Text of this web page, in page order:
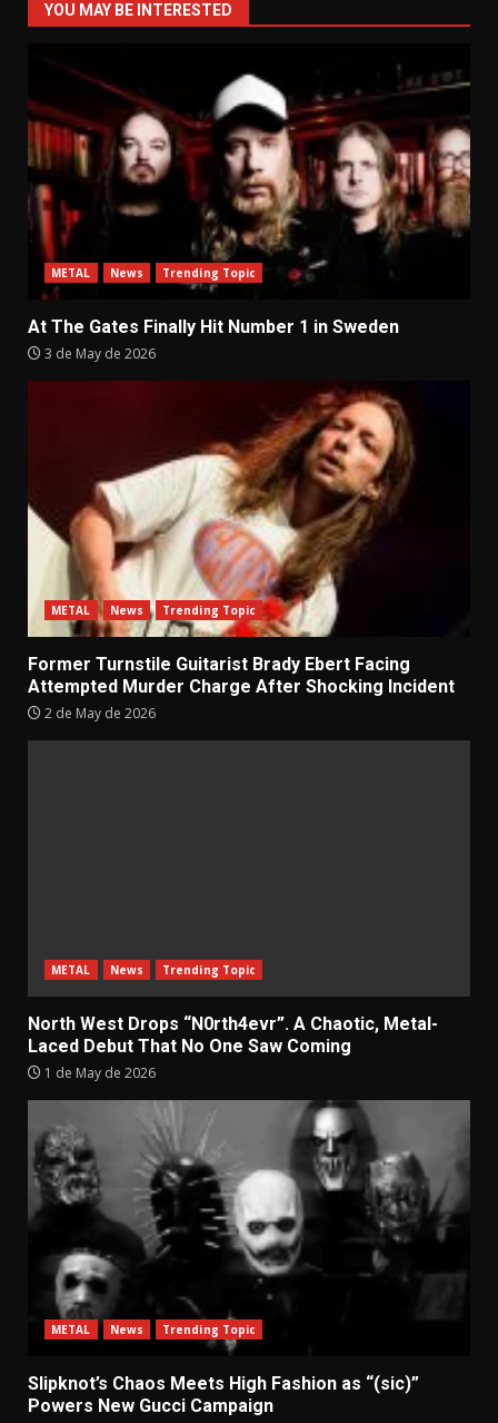
YOU MAY BE INTERESTED
METAL News Trending Topic
At The Gates Finally Hit Number 1 in Sweden
3 de May de 2026
METAL News Trending Topic
Former Turnstile Guitarist Brady Ebert Facing
Attempted Murder Charge After Shocking Incident
2 de May de 2026
METAL News Trending Topic
North West Drops “N0rth4evr”. A Chaotic, Metal-
Laced Debut That No One Saw Coming
1 de May de 2026
METAL News Trending Topic
Slipknot’s Chaos Meets High Fashion as “(sic)”
Powers New Gucci Campaign